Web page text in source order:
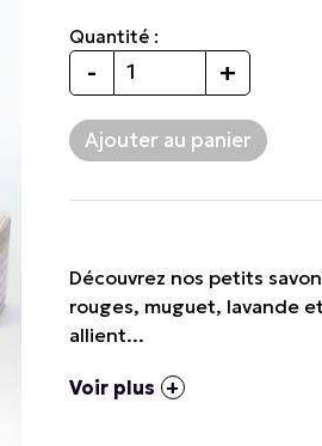
Quantité :
- +
Découvrez nos petits
rouges, muguet, lavande
allient...
Voir plus